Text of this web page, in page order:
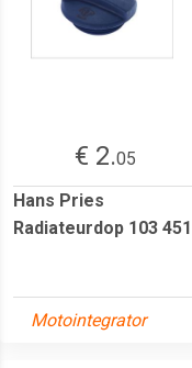
€ 2.05
Hans Pries
Radiateurdop 103 451
Motointegrator